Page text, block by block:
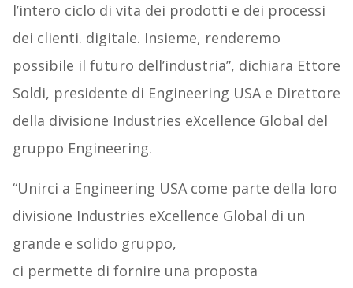
l’intero ciclo di vita dei prodotti e dei processi
dei clienti. digitale. Insieme, renderemo
possibile il futuro dell’industria”, dichiara Ettore
Soldi, presidente di Engineering USA e Direttore
della divisione Industries eXcellence Global del
gruppo Engineering.
“Unirci a Engineering USA come parte della loro
divisione Industries eXcellence Global di un
grande e solido gruppo,
ci permette di fornire una proposta